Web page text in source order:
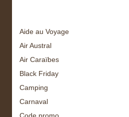
Aide au Voyage
Air Austral
Air Caraïbes
Black Friday
Camping
Carnaval